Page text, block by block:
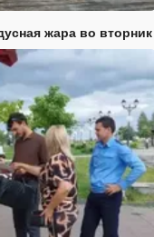
жара во вторник